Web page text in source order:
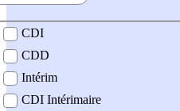
contrat
CDI
CDD
Intérim
CDI Intérimaire